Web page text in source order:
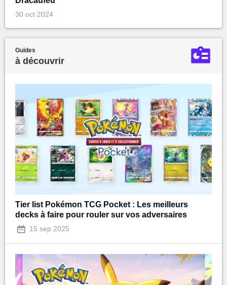
30 oct 2024
Guides
à découvrir
Tier list Pokémon TCG Pocket : Les meilleurs
decks à faire pour rouler sur vos adversaires
15 sep 2025